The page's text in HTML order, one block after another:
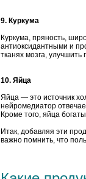
9. Куркума
Куркума, пряность,
антиоксидантными и
тканях мозга,
10. Яйца
Яйца — это источник
нейромедиатор
Кроме того, яйца
Итак, добавляя эти
важно помнить, что